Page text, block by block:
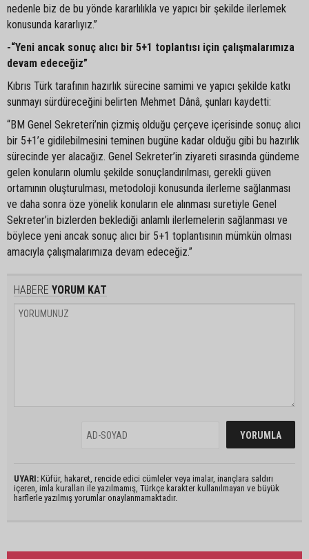
nedenle biz de bu yönde kararlılıkla ve yapıcı bir şekilde ilerlemek
konusunda kararlıyız.”
-“Yeni ancak sonuç alıcı bir 5+1 toplantısı için çalışmalarımıza
devam edeceğiz”
Kıbrıs Türk tarafının hazırlık sürecine samimi ve yapıcı şekilde katkı
sunmayı sürdüreceğini belirten Mehmet Dânâ, şunları kaydetti:
“BM Genel Sekreteri’nin çizmiş olduğu çerçeve içerisinde sonuç alıcı
bir 5+1’e gidilebilmesini teminen bugüne kadar olduğu gibi bu hazırlık
sürecinde yer alacağız. Genel Sekreter’in ziyareti sırasında gündeme
gelen konuların olumlu şekilde sonuçlandırılması, gerekli güven
ortamının oluşturulması, metodoloji konusunda ilerleme sağlanması
ve daha sonra öze yönelik konuların ele alınması suretiyle Genel
Sekreter’in bizlerden beklediği anlamlı ilerlemelerin sağlanması ve
böylece yeni ancak sonuç alıcı bir 5+1 toplantısının mümkün olması
amacıyla çalışmalarımıza devam edeceğiz.”
HABERE YORUM KAT
UYARI: Küfür, hakaret, rencide edici cümleler veya imalar, inançlara saldırı
içeren, imla kuralları ile yazılmamış, Türkçe karakter kullanılmayan ve büyük
harflerle yazılmış yorumlar onaylanmamaktadır.